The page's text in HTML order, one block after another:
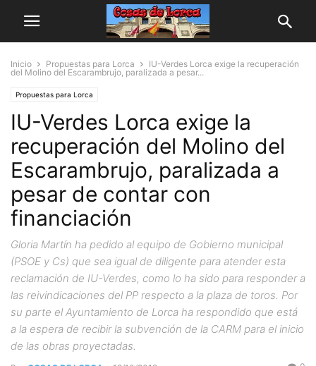
Inicio Propuestas para Lorca
IU-Verdes Lorca exige la recuperación
del Molino del Escarambrujo, paralizada a pesar...
Propuestas para Lorca
IU-Verdes Lorca exige la
recuperación del Molino del
Escarambrujo, paralizada a
pesar de contar con
financiación
Gloria Martín ha pedido al equipo de Gobierno municipal
(PSOE y Cs) que sea igual de diligente para atender esta
reclamación de IU-Verdes, como lo ha sido para responder a
las reivindicaciones del PP respecto a la plaza de toros. Por
su parte el Ayuntamiento de Lorca ha respondido que está
a la espera de recibir la subvención de la CARM para el inicio
de las obras proyectadas.